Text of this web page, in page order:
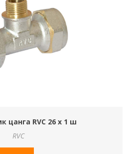
цанга RVC 26 х 1 ш
RVC